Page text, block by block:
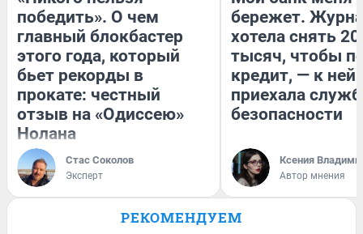
победить». О чем
главный блокбастер
этого года, который
бьет рекорды в
прокате: честный
отзыв на «Одиссею»
Нолана
Стас Соколов
Эксперт
бережет.
хотела снять
тысяч, чтобы
кредит, — к
приехала
безопасности
Ксения
Автор мнения
РЕКОМЕНДУЕМ